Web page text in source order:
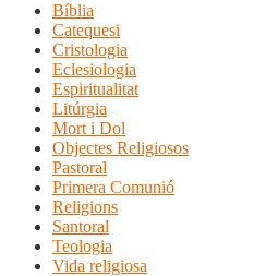
Bíblia
Catequesi
Cristologia
Eclesiologia
Espiritualitat
Litúrgia
Mort i Dol
Objectes Religiosos
Pastoral
Primera Comunió
Religions
Santoral
Teologia
Vida religiosa